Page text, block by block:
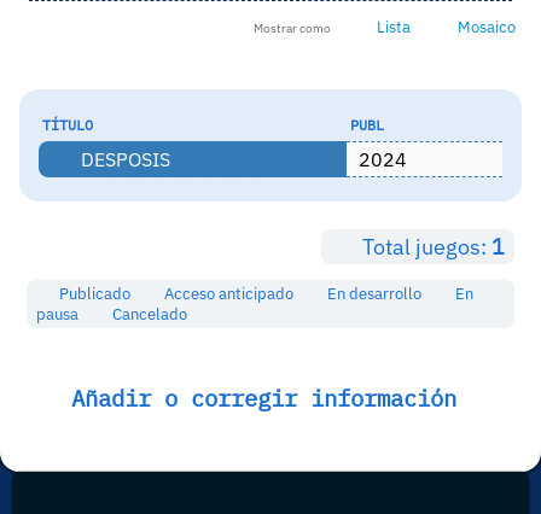
Mostrar como Lista Mosaico
TÍTULO PUBL
DESPOSIS 2024
Total juegos: 1
Publicado Acceso anticipado En desarrollo
En
pausa
Cancelado
Añadir o corregir información